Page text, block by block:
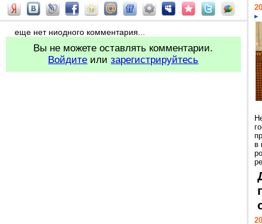
еще нет ниодного комментария...
Вы не можете оставлять комментарии.
Войдите илизарегистрируйтесь
в